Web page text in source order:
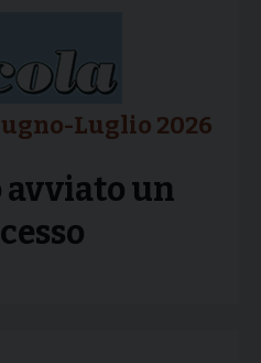
Luglio 2026
un